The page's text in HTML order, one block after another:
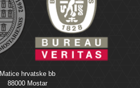
Matice hrvatske bb
88000 Mostar